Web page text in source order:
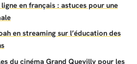
ligne en français : astuces pour une
en streaming sur l’éducation des
du cinéma Grand Quevilly pour les